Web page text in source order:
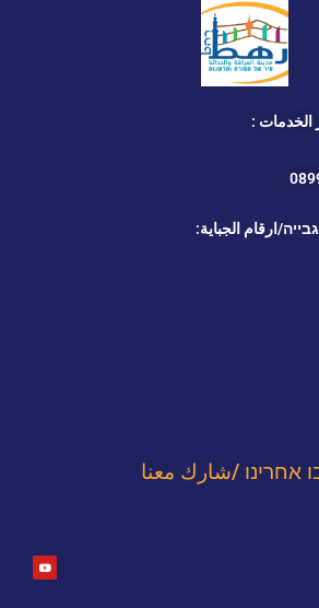
الخدمات :
ارقام الجباية:
אחרינו /شارك معنا